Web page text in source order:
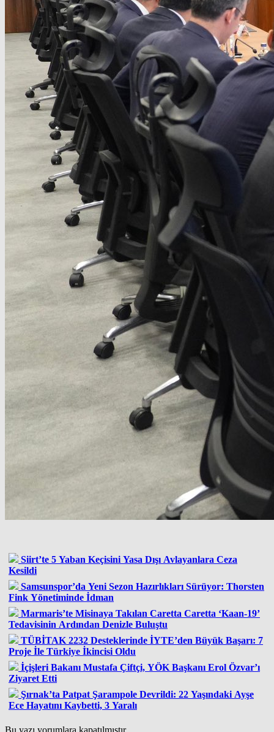
Siirt’te 5 Yaban Keçisini Yasa Dışı Avlayanlara Ceza
Kesildi
Samsunspor’da Yeni Sezon Hazırlıkları Sürüyor: Thorsten
Fink Yönetiminde İdman
Marmaris’te Misinaya Takılan Caretta Caretta ‘Kaan-19’
Tedavisinin Ardından Denizle Buluştu
TÜBİTAK 2232 Desteklerinde İYTE’den Büyük Başarı: 7
Proje İle Türkiye İkincisi Oldu
İçişleri Bakanı Mustafa Çiftçi, YÖK Başkanı Erol Özvar’ı
Ziyaret Etti
Şırnak’ta Patpat Şarampole Devrildi: 22 Yaşındaki Ayşe
Ece Hayatını Kaybetti, 3 Yaralı
Bu yazı yorumlara kapatılmıştır.